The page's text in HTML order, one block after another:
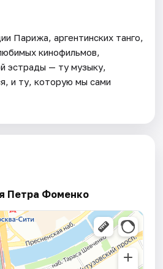
Парижа, аргентинских танго,
кинофильмов,
эстрады — ту музыку,
и ту, которую мы сами
Петра Фоменко